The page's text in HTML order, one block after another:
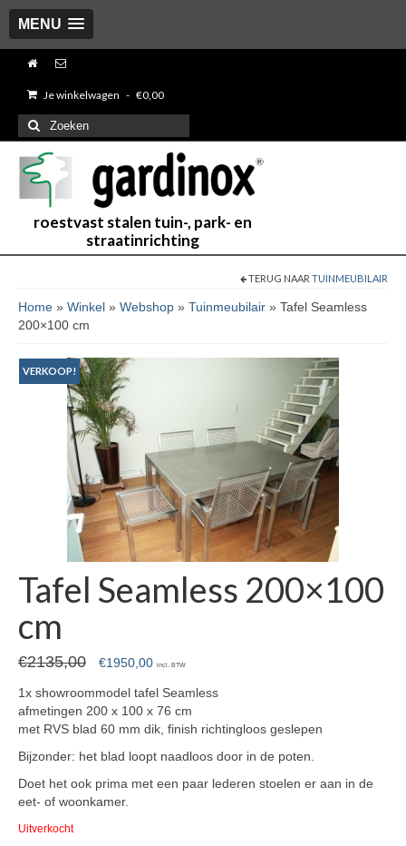
MENU
Je winkelwagen - €0,00
Zoeken
naar:
roestvast stalen tuin-, park- en
straatinrichting
TERUG NAAR TUINMEUBILAIR
Home » Winkel » Webshop » Tuinmeubilair » Tafel Seamless
200×100 cm
VERKOOP!
Tafel Seamless 200×100
cm
€2135,00
Oorspronkelijke
was:
€2135,00.
€1950,00Huidige
is:
€1950,00.
incl. BTW
1x showroommodel tafel Seamless
afmetingen 200 x 100 x 76 cm
met RVS blad 60 mm dik, finish richtingloos geslepen
Bijzonder: het blad loopt naadloos door in de poten.
Doet het ook prima met een paar lederen stoelen er aan in de
eet- of woonkamer.
Uitverkocht